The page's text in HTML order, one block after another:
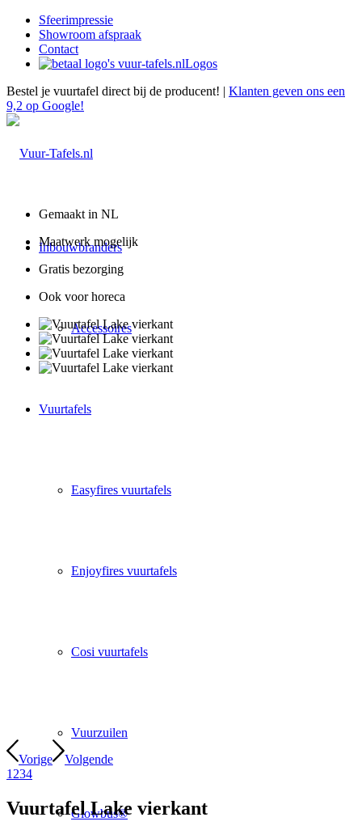
Sfeerimpressie
Showroom afspraak
Contact
Logos
Bestel je vuurtafel direct bij de producent! | Klanten geven ons een
9,2 op Google!
Inbouwbranders
Accessoires
Vuurtafels
Easyfires vuurtafels
Enjoyfires vuurtafels
Cosi vuurtafels
Vuurzuilen
Glowbus®
Gemaakt in NL
Maatwerk mogelijk
Gratis bezorging
Ook voor horeca
Vorige
Volgende
1 234
Vuurtafel Lake vierkant